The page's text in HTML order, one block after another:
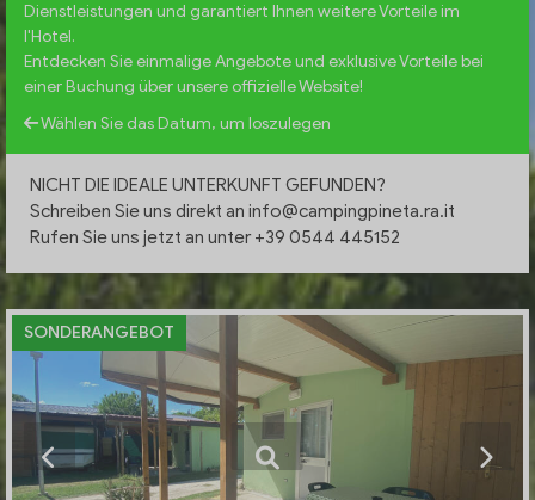
Dienstleistungen und garantiert Ihnen weitere Vorteile im
l'Hotel.
Entdecken Sie einmalige Angebote und exklusive Vorteile bei
einer Buchung über unsere offizielle Website!
Wählen Sie das Datum, um loszulegen
NICHT DIE IDEALE UNTERKUNFT GEFUNDEN?
Schreiben Sie uns direkt an info@campingpineta.ra.it
Rufen Sie uns jetzt an unter +39 0544 445152
SONDERANGEBOT